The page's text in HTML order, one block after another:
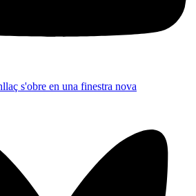
s'obre en una finestra nova